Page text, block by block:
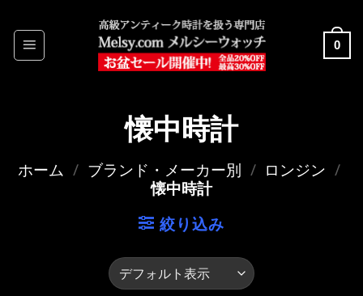
to
content
0
懐中時計
ホーム / ブランド・メーカー別 / ロンジン /
懐中時計
絞り込み